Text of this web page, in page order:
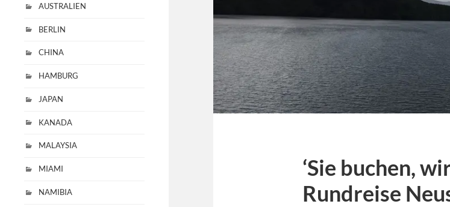
AUSTRALIEN
BERLIN
CHINA
HAMBURG
JAPAN
KANADA
MALAYSIA
MIAMI
NAMIBIA
‘Sie buchen,
Rundreise